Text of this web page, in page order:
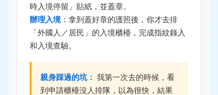
時入境停留」貼紙，並蓋章。
辦理入境：拿到蓋好章的護照後，你才去排
「外國人／居民」的入境櫃檯，完成指紋錄入
和入境查驗。
親身踩過的坑： 我第一次去的時候，看
到申請櫃檯沒人排隊，以為很快，結果